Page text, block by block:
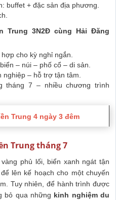
buffet + đặc sản địa phương.
Trung 3N2Đ cùng Hải Đăng
cho kỳ nghỉ ngắn.
– núi – phố cổ – di sản.
nghiệp – hỗ trợ tận tâm.
tháng 7 – nhiều chương trình
Trung 4 ngày 3 đêm
Trung tháng 7
phủ lối, biển xanh ngát tận
lên kế hoạch cho một chuyến
Tuy nhiên, để hành trình được
bỏ qua những kinh nghiệm du